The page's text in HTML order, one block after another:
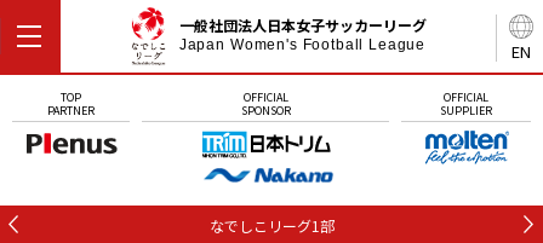
EN
一般社団法人日本女子サッカーリーグ
Japan Women's Football League
TOP
PARTNER
OFFICIAL
SPONSOR
OFFICIAL
SUPPLIER
なでしこリーグ1部